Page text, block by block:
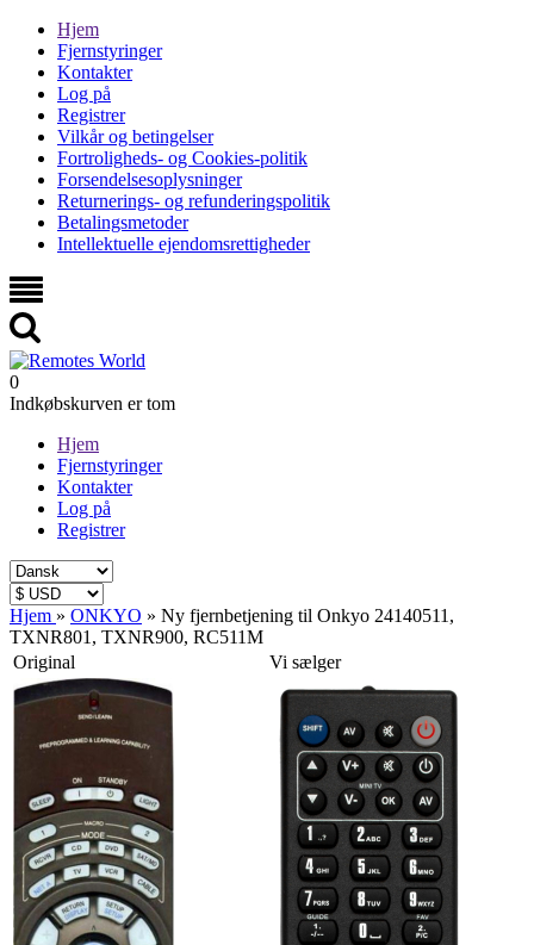
Hjem
Fjernstyringer
Kontakter
Log på
Registrer
Vilkår og betingelser
Fortroligheds- og Cookies-politik
Forsendelsesoplysninger
Returnerings- og refunderingspolitik
Betalingsmetoder
Intellektuelle ejendomsrettigheder
0
Indkøbskurven er tom
Hjem
Fjernstyringer
Kontakter
Log på
Registrer
Hjem » ONKYO » Ny fjernbetjening til Onkyo 24140511,
TXNR801, TXNR900, RC511M
Original
Vi sælger